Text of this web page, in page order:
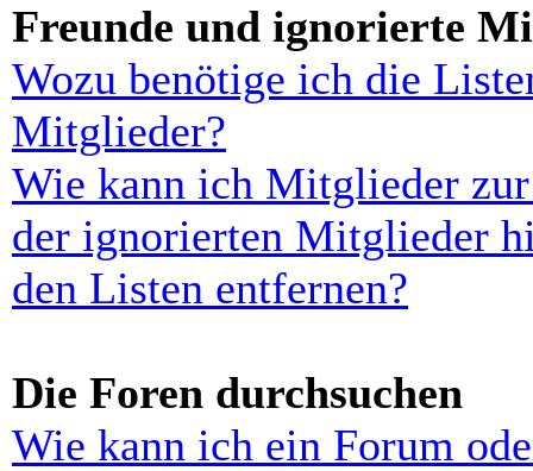
Freunde und ignorierte
Wozu benötige ich die
Mitglieder?
Wie kann ich Mitglieder
der ignorierten Mitglieder
den Listen entfernen?
Die Foren durchsuchen
Wie kann ich ein Forum